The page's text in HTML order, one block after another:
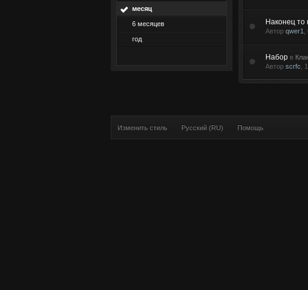
месяц
6 месяцев
год
Наконец то
Автор qwer1
Набор в
Автор scrfc ,
Изменить стиль Русский (RU) Помощь